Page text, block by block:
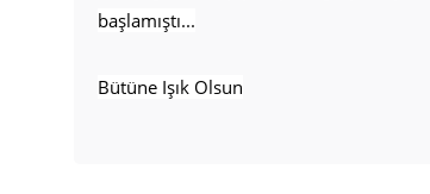
başlamıştı...
Bütüne Işık Olsun